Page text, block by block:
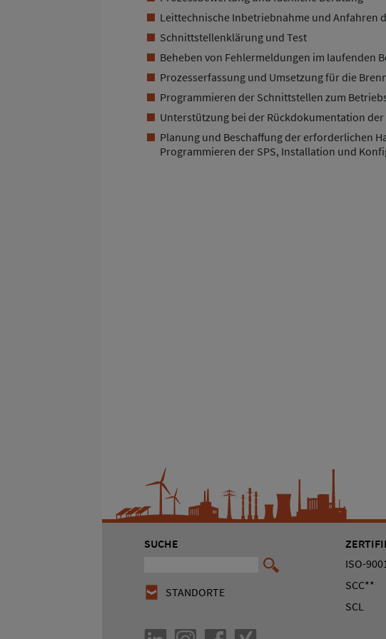
Leittechnische Inbetriebnahme und Anfahren
Schnittstellenklärung und Test
Beheben von Fehlermeldungen im laufenden
Prozesserfassung und Umsetzung für die
Programmieren der Schnittstellen zum
Unterstützung bei der Rückdokumentation der
Planung und Beschaffung der erforderlichen
Programmieren der SPS, Installation und
SUCHE
STANDORTE
ISO-
SCC**
SCL